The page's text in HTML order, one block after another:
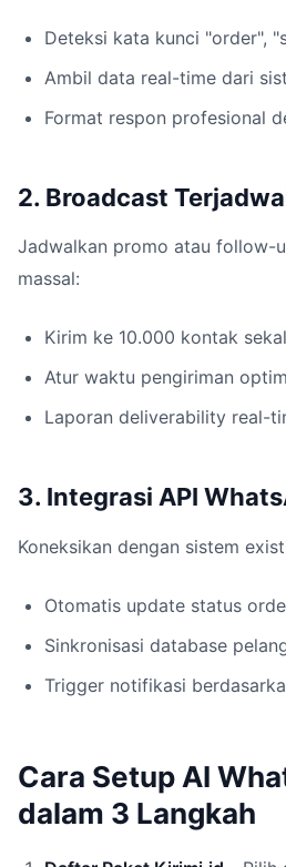
Deteksi kata kunci "order",
Ambil data real-time dari
Format respon profesional
2. Broadcast
Jadwalkan promo atau follow-
massal:
Kirim ke 10.000 kontak
Atur waktu pengiriman
Laporan deliverability real-
3. Integrasi API
Koneksikan dengan sistem
Otomatis update status
Sinkronisasi database
Trigger notifikasi
Cara Setup AI
dalam 3 Langkah